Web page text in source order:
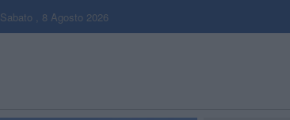
Sabato , 8 Agosto 2026